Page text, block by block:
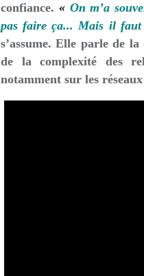
confiance. « On m’a
pas faire ça... Mais il faut
s’assume. Elle parle de
de la complexité des
notamment sur les